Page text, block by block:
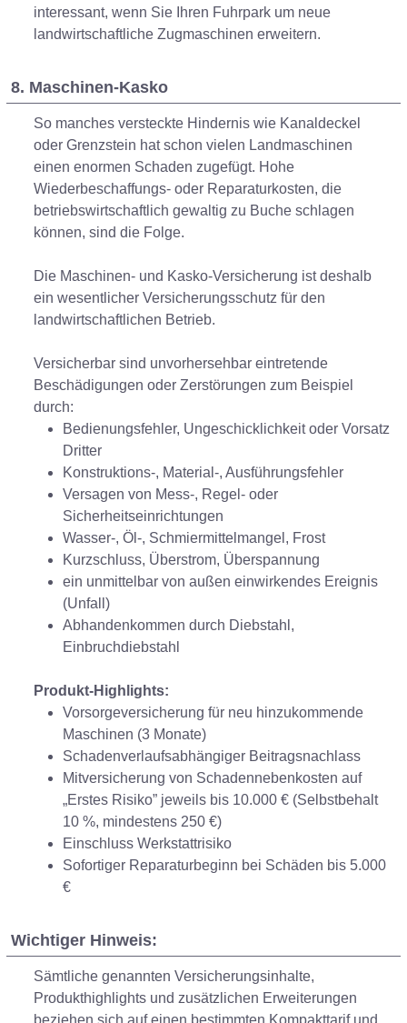
interessant, wenn Sie Ihren Fuhrpark um neue
landwirtschaftliche Zugmaschinen erweitern.
8. Maschinen-Kasko
So manches versteckte Hindernis wie Kanaldeckel
oder Grenzstein hat schon vielen Landmaschinen
einen enormen Schaden zugefügt. Hohe
Wiederbeschaffungs- oder Reparaturkosten, die
betriebswirtschaftlich gewaltig zu Buche schlagen
können, sind die Folge.
Die Maschinen- und Kasko-Versicherung ist deshalb
ein wesentlicher Versicherungsschutz für den
landwirtschaftlichen Betrieb.
Versicherbar sind unvorhersehbar eintretende
Beschädigungen oder Zerstörungen zum Beispiel
durch:
Bedienungsfehler, Ungeschicklichkeit oder Vorsatz
Dritter
Konstruktions-, Material-, Ausführungsfehler
Versagen von Mess-, Regel- oder
Sicherheitseinrichtungen
Wasser-, Öl-, Schmiermittelmangel, Frost
Kurzschluss, Überstrom, Überspannung
ein unmittelbar von außen einwirkendes Ereignis
(Unfall)
Abhandenkommen durch Diebstahl,
Einbruchdiebstahl
Produkt-Highlights:
Vorsorgeversicherung für neu hinzukommende
Maschinen (3 Monate)
Schadenverlaufsabhängiger Beitragsnachlass
Mitversicherung von Schadennebenkosten auf
„Erstes Risiko” jeweils bis 10.000 € (Selbstbehalt
10 %, mindestens 250 €)
Einschluss Werkstattrisiko
Sofortiger Reparaturbeginn bei Schäden bis 5.000
€
Wichtiger Hinweis:
Sämtliche genannten Versicherungsinhalte,
Produkthighlights und zusätzlichen Erweiterungen